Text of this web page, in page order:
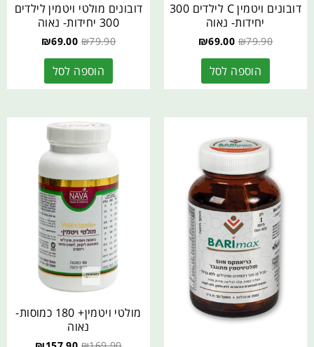
דובונים ויטמין C לילדים 300
יחידות- נאוה
₪79.90
₪69.00
הוספה לסל
דובונים מולטי ויטמין לילדים
300 יחידות- נאוה
₪79.90
₪69.00
הוספה לסל
מולטי ויטמין+ 180 כמוסות-
נאוה